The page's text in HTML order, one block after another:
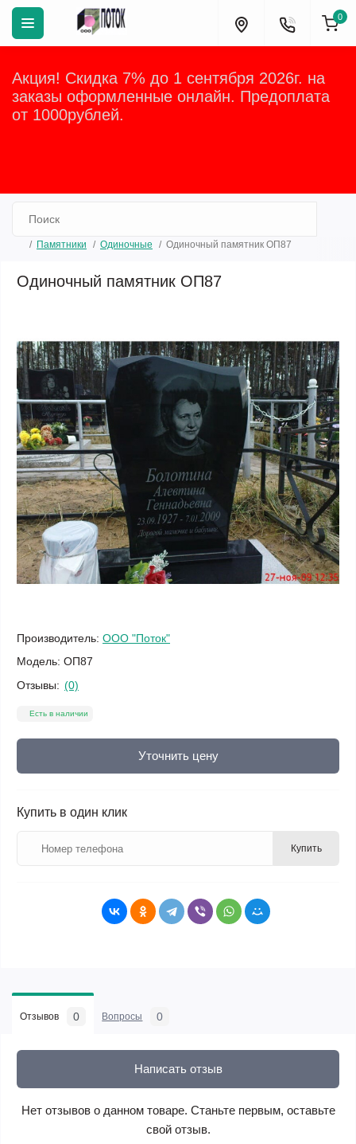
Акция! Скидка 7% до 1 сентября 2026г. на
заказы оформленные онлайн. Предоплата
от 1000рублей.
0
Памятники Одиночные Одиночный памятник ОП87
Одиночный памятник ОП87
Производитель: ООО "Поток"
Модель: ОП87
Отзывы: (0)
Есть в наличии
Уточнить цену
Купить в один клик
Купить
Отзывов 0 Вопросы 0
Написать отзыв
Нет отзывов о данном товаре. Станьте первым, оставьте
свой отзыв.